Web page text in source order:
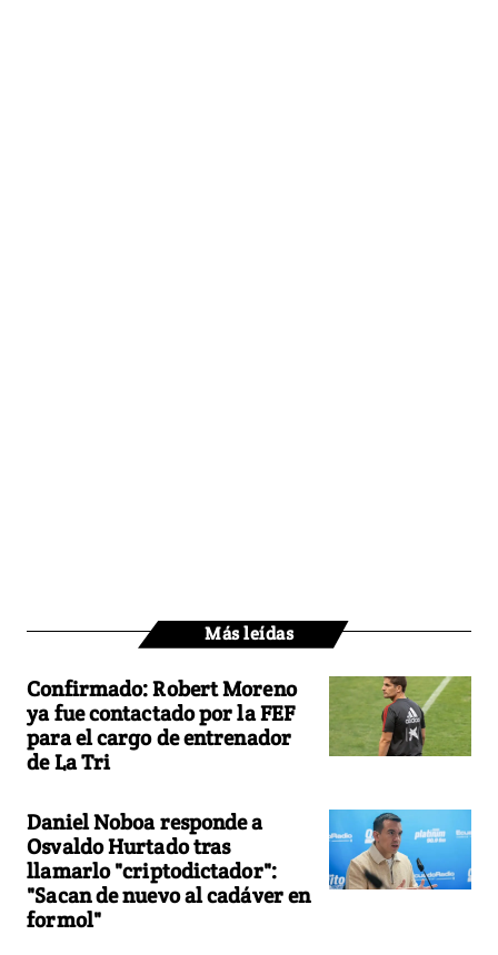
Más leídas
Confirmado: Robert Moreno
ya fue contactado por la FEF
para el cargo de entrenador
de La Tri
Daniel Noboa responde a
Osvaldo Hurtado tras
llamarlo "criptodictador":
"Sacan de nuevo al cadáver en
formol"